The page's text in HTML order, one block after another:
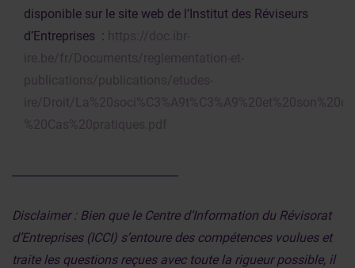
disponible sur le site web de l’Institut des Réviseurs
d’Entreprises : https://doc.ibr-
ire.be/fr/Documents/reglementation-et-
publications/publications/etudes-
ire/Droit/
%20Cas%20pratiques.pdf
Disclaimer : Bien que le Centre d’Information du Révisorat
d’Entreprises (ICCI) s’entoure des compétences voulues et
traite les questions reçues avec toute la rigueur possible, il